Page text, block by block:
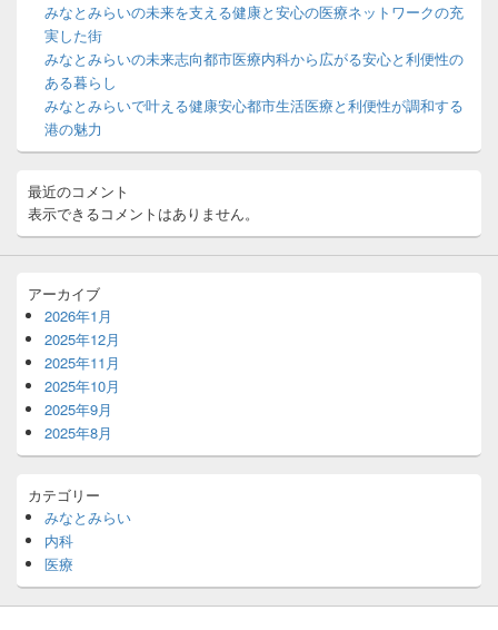
みなとみらいの未来を支える健康と安心の医療ネットワークの充
実した街
みなとみらいの未来志向都市医療内科から広がる安心と利便性の
ある暮らし
みなとみらいで叶える健康安心都市生活医療と利便性が調和する
港の魅力
最近のコメント
表示できるコメントはありません。
アーカイブ
2026年1月
2025年12月
2025年11月
2025年10月
2025年9月
2025年8月
カテゴリー
みなとみらい
内科
医療